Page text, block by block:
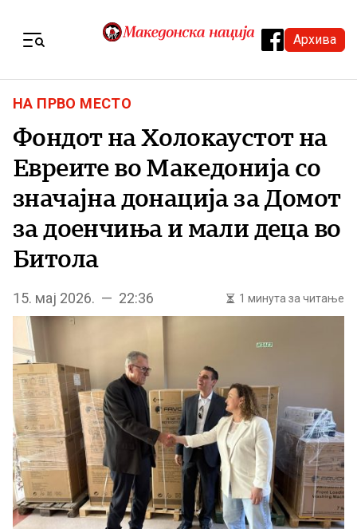
Архива
НА ПРВО МЕСТО
Фондот на Холокаустот на
Евреите во Македонија со
значајна донација за Домот
за доенчиња и мали деца во
Битола
15. мај 2026. — 22:36 1 минута за читање